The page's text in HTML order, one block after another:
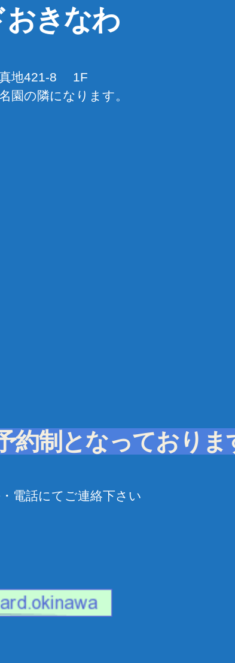
きなわ
真地421-8 1F
園の隣になります。
約制となっておりま
電話にてご連絡下さい